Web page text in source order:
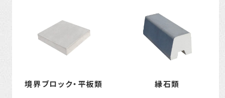
境界ブロック・平板類 縁石類